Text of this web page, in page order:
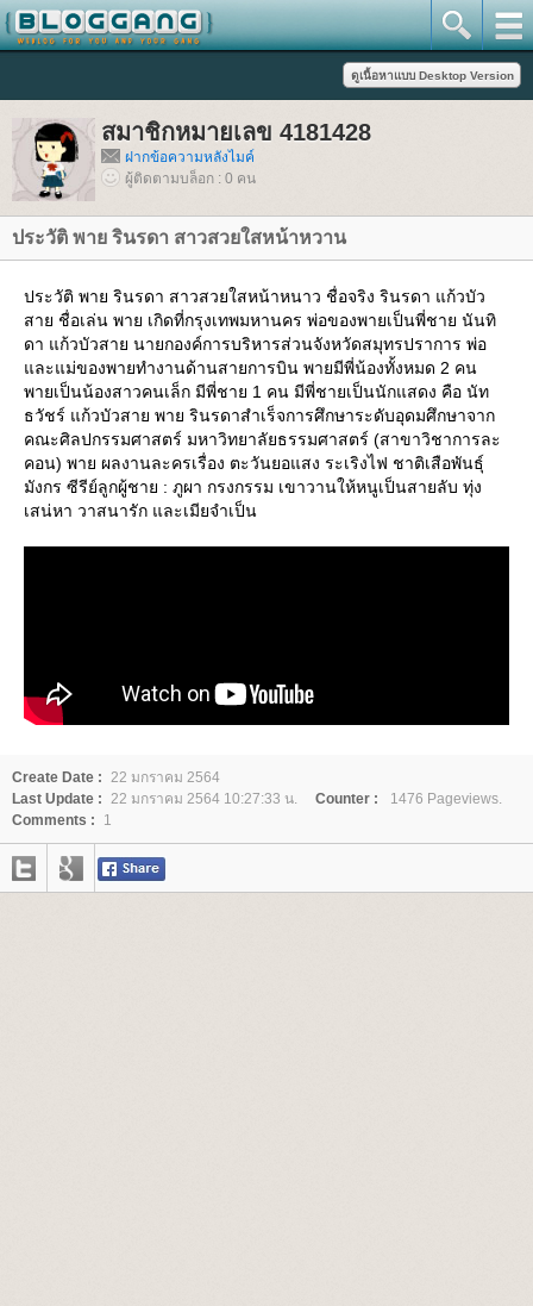
สมาชิกหมายเลข 4181428
ฝากข้อความหลังไมค์
ผู้ติดตามบล็อก : 0 คน
ประวัติ พาย รินรดา สาวสวยใสหน้าหวาน
ประวัติ พาย รินรดา สาวสวยใสหน้าหนาว ชื่อจริง รินรดา แก้วบัว
สาย ชื่อเล่น พาย เกิดที่กรุงเทพมหานคร พ่อของพายเป็นพี่ชาย นันทิ
ดา แก้วบัวสาย นายกองค์การบริหารส่วนจังหวัดสมุทรปราการ พ่อ
ละแม่ของพายทำงานด้านสายการบิน พายมีพี่น้องทั้งหมด 2 คน
พายเป็นน้องสาวคนเล็ก มีพี่ชาย 1 คน มีพี่ชายเป็นนักแสดง คือ นัท
ธวัชร์ แก้วบัวสาย พาย รินรดาสำเร็จการศึกษาระดับอุดมศึกษาจาก
คณะศิลปกรรมศาสตร์ มหาวิทยาลัยธรรมศาสตร์ (สาขาวิชาการละ
คอน) พาย ผลงานละครเรื่อง ตะวันยอแสง ระเริงไฟ ชาติเสือพันธุ์
มังกร ซีรีย์ลูกผู้ชาย : ภูผา กรงกรรม เขาวานให้หนูเป็นสายลับ ทุ่ง
เสน่หา วาสนารัก และเมียจำเป็น
Create Date : 22 มกราคม 2564
Last Update : 22 มกราคม 2564 10:27:33 น. Counter :
1476 Pageviews.
Comments :
1